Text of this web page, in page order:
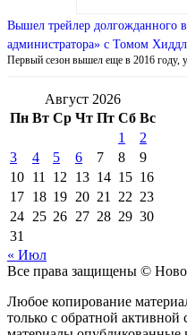
Вышел трейлер долгожданного
администратора» с Томом
Первый сезон вышел еще в 2016 году,
Август 2026
Пн Вт Ср Чт Пт Сб Вс
1
2
3
4 5 6 7 8
9
10 11 12 13 14 15 16
17 18 19 20 21 22 23
24 25 26 27 28 29 30
31
« Июл
Все права защищены ©
Любое копирование
только с обратной активной